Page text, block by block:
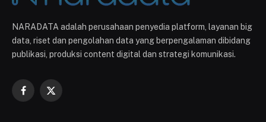
NARADATA adalah perusahaan penyedia platform, layanan big
data, riset dan pengolahan data yang berpengalaman dibidang
publikasi, produksi content digital dan strategi komunikasi.
Facebook
X